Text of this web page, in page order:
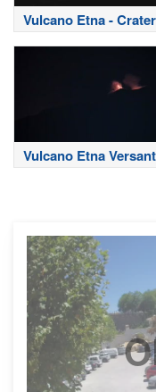
Vulcano Etna -
Sommitali
Vulcano Etna
Nord